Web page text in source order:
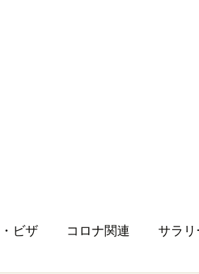
ビザ コロナ関連 サラ